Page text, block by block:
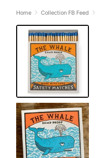
Home Collection FB Feed